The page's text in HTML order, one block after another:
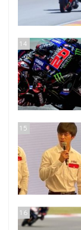
14
15
16